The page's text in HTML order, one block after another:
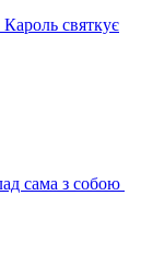
святкує
сама з собою